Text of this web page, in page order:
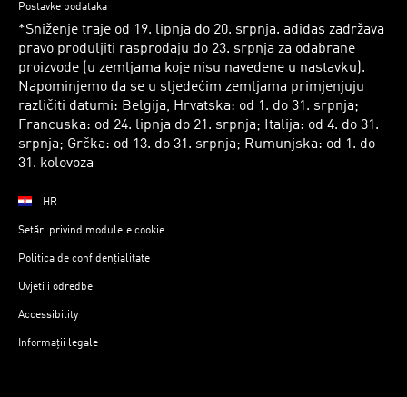
Postavke podataka
*Sniženje traje od 19. lipnja do 20. srpnja. adidas zadržava
pravo produljiti rasprodaju do 23. srpnja za odabrane
proizvode (u zemljama koje nisu navedene u nastavku).
Napominjemo da se u sljedećim zemljama primjenjuju
različiti datumi: Belgija, Hrvatska: od 1. do 31. srpnja;
Francuska: od 24. lipnja do 21. srpnja; Italija: od 4. do 31.
srpnja; Grčka: od 13. do 31. srpnja; Rumunjska: od 1. do
31. kolovoza
HR
Setări privind modulele cookie
Politica de confidențialitate
Uvjeti i odredbe
Accessibility
Informații legale